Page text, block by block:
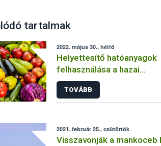
tartalmak
2022. május 30., hétfő
Helyettesítő hatóanyagok
felhasználása a hazai
növényvédelemben
TOVÁBB
2021. február 25., csütörtök
Visszavonják a mankoceb